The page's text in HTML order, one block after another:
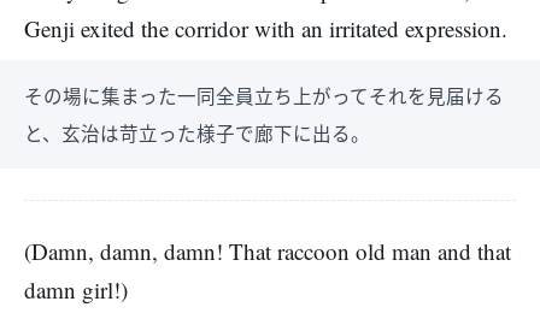
Genji exited the corridor with an irritated expression.
その場に集まった一同全員立ち上がってそれを見届ける
と、玄治は苛立った様子で廊下に出る。
(Damn, damn, damn! That raccoon old man and that
damn girl!)